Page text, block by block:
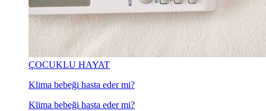
ÇOCUKLU HAYAT
Klima bebeği hasta eder mi?
Klima bebeği hasta eder mi?